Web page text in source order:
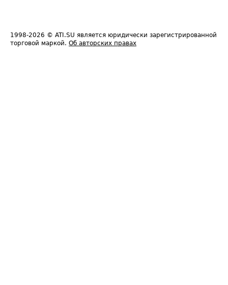
1998-2026 © ATI.SU является юридически зарегистрированной
торговой маркой. Об авторских правах